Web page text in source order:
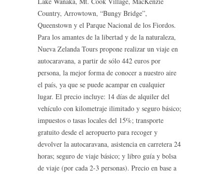
Country, Arrowtown, “Bungy Bridge”,
Queenstown y el Parque Nacional de los Fiordos.
Para los amantes de la libertad y de la naturaleza,
Nueva Zelanda Tours propone realizar un viaje en
autocaravana, a partir de sólo 442 euros por
persona, la mejor forma de conocer a nuestro aire
el país, ya que se puede acampar en cualquier
lugar. El precio incluye: 14 días de alquiler del
vehículo con kilometraje ilimitado y seguro básico;
impuestos o tasas locales del 15%; transporte
gratuito desde el aeropuerto para recoger y
devolver la autocaravana, asistencia en carretera 24
horas; seguro de viaje básico; y libro guía y bolsa
de viaje (por cada 2-3 personas). Precio en base a